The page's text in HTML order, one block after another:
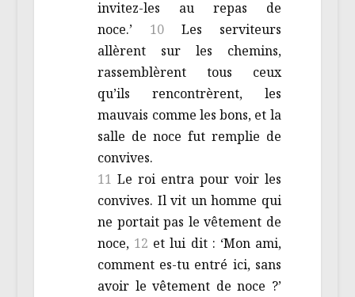
invitez-les au repas de
noce.’ 10 Les serviteurs
allèrent sur les chemins,
rassemblèrent tous ceux
qu’ils rencontrèrent, les
mauvais comme les bons, et la
salle de noce fut remplie de
convives.
11Le roi entra pour voir les
convives. Il vit un homme qui
ne portait pas le vêtement de
noce, 12 et lui dit : ‘Mon ami,
comment es-tu entré ici, sans
avoir le vêtement de noce ?’